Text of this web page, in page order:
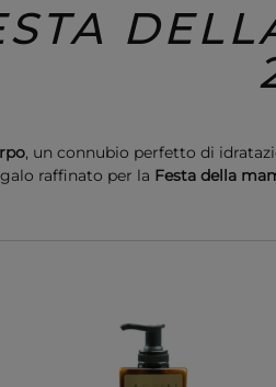
, un connubio perfetto di
raffinato per la Festa della